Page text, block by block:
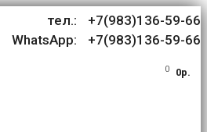
тел.: +7(983)136-59-66
WhatsApp: +7(983)136-59-66
0 0р.